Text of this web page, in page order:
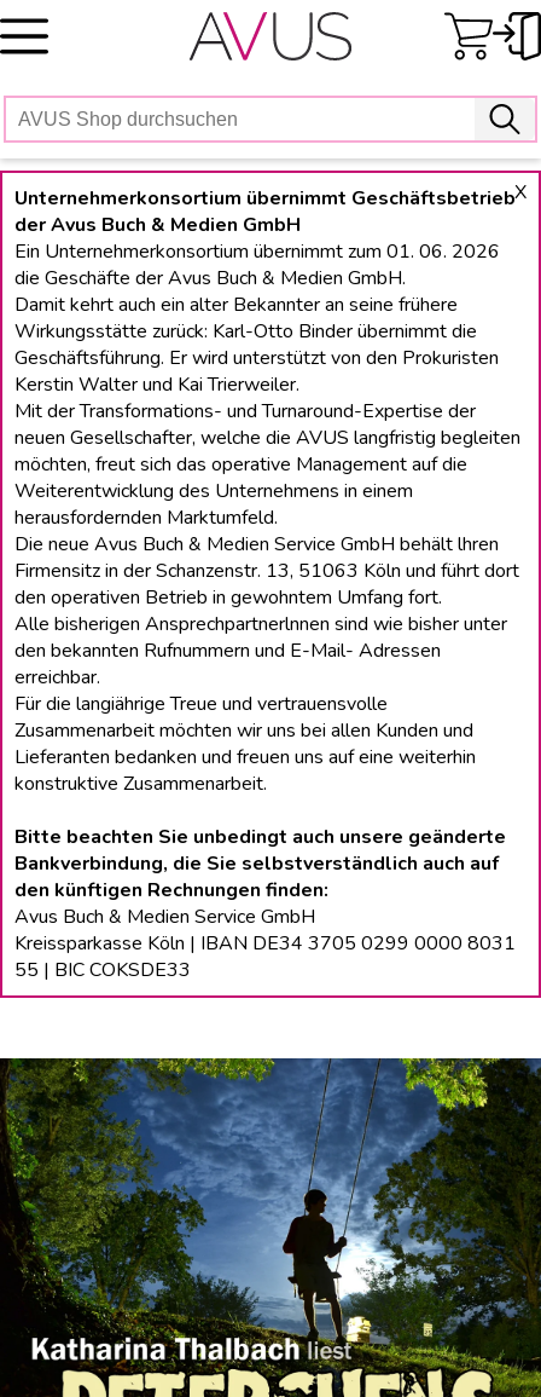
Skip
to
X
Unternehmerkonsortium übernimmt Geschäftsbetrieb
der Avus Buch & Medien GmbH
Ein Unternehmerkonsortium übernimmt zum 01. 06. 2026
die Geschäfte der Avus Buch & Medien GmbH.
Damit kehrt auch ein alter Bekannter an seine frühere
Wirkungsstätte zurück: Karl-Otto Binder übernimmt die
Geschäftsführung. Er wird unterstützt von den Prokuristen
Kerstin Walter und Kai Trierweiler.
Mit der Transformations- und Turnaround-Expertise der
neuen Gesellschafter, welche die AVUS langfristig begleiten
möchten, freut sich das operative Management auf die
Weiterentwicklung des Unternehmens in einem
herausfordernden Marktumfeld.
Die neue Avus Buch & Medien Service GmbH behält lhren
Firmensitz in der Schanzenstr. 13, 51063 Köln und führt dort
den operativen Betrieb in gewohntem Umfang fort.
Alle bisherigen Ansprechpartnerlnnen sind wie bisher unter
den bekannten Rufnummern und E-Mail- Adressen
erreichbar.
Für die langiährige Treue und vertrauensvolle
Zusammenarbeit möchten wir uns bei allen Kunden und
Lieferanten bedanken und freuen uns auf eine weiterhin
konstruktive Zusammenarbeit.
Bitte beachten Sie unbedingt auch unsere geänderte
Bankverbindung, die Sie selbstverständlich auch auf
den künftigen Rechnungen finden:
Avus Buch & Medien Service GmbH
Kreissparkasse Köln | IBAN DE34 3705 0299 0000 8031
55 | BIC COKSDE33